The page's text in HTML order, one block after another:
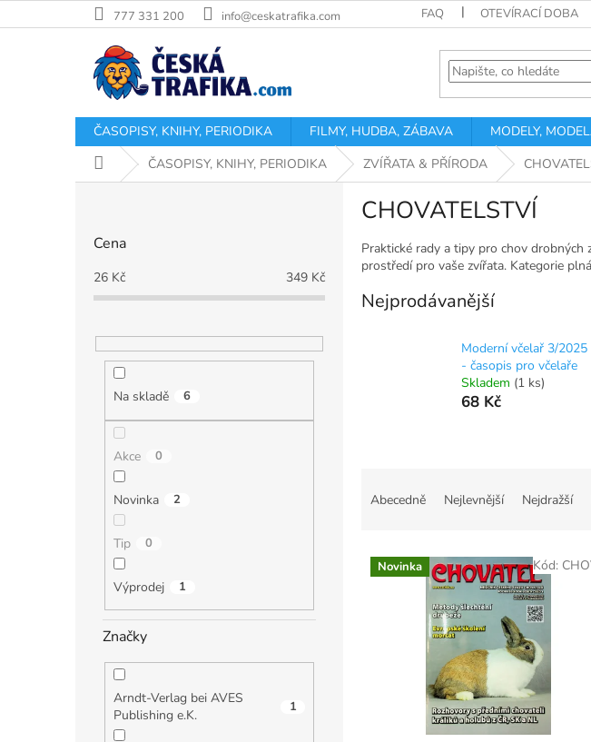
na
777 331 200 info@ceskatrafika.com FAQ OTEVÍRACÍ DOBA
ČASOPISY, KNIHY, PERIODIKA FILMY, HUDBA, ZÁBAVA MODELY,
Domů ČASOPISY, KNIHY, PERIODIKA ZVÍŘATA & PŘÍRODA
Cena
26 Kč 349 Kč
Na skladě 6
Akce 0
Novinka 2
Tip 0
Výprodej 1
Značky
Arndt-Verlag bei AVES
Publishing e.K.
1
CHOVATELSTVÍ
Praktické rady a tipy pro chov drobných
prostředí pro vaše zvířata. Kategorie
Nejprodávanější
Moderní včelař 3/2025
- časopis pro včelaře
Skladem (1 ks)
68 Kč
Abecedně Nejlevnější Nejdražší
V Novinka Kód: